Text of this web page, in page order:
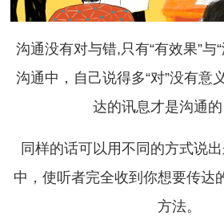
沟通没有对与错,只有“有效果”与
沟通中，自己说得多“对”没有意
达的讯息才是沟通的
同样的话可以用不同的方式说
中，使听者完全收到你想要传达
方法。